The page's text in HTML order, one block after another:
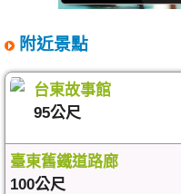
附近景點
台東故事館
95公尺
臺東舊鐵道路廊
100公尺